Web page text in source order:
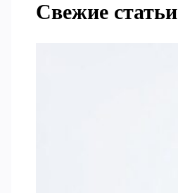
Свежие статьи